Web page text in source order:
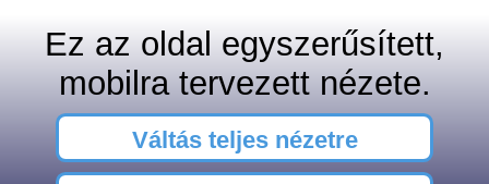
Ez az oldal egyszerűsített,
mobilra tervezett nézete.
Váltás teljes nézetre